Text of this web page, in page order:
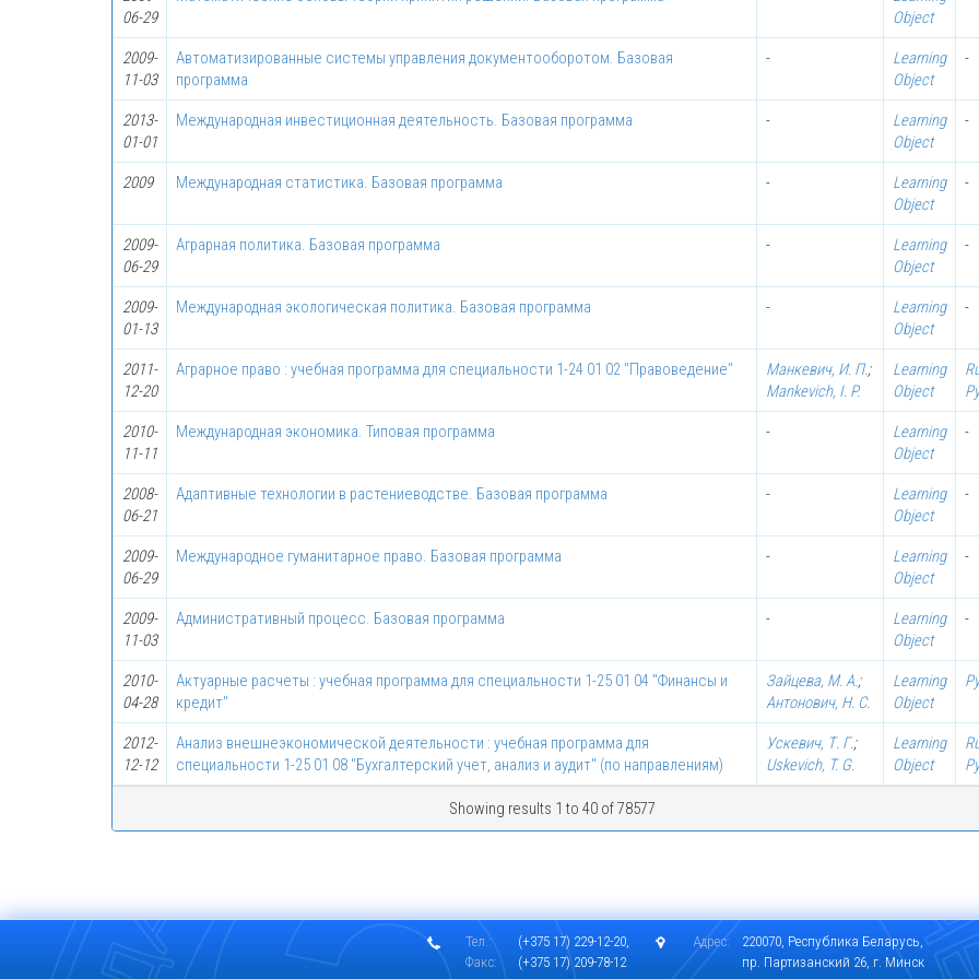
06-29
Object
2009-
11-03
Автоматизированные системы управления документооборотом. Базовая
программа
-
Learning
Object
-
2013-
01-01
Международная инвестиционная деятельность. Базовая программа -
Learning
Object
-
2009 Международная статистика. Базовая программа -
Learning
Object
-
2009-
06-29
Аграрная политика. Базовая программа -
Learning
Object
-
2009-
01-13
Международная экологическая политика. Базовая программа -
Learning
Object
-
2011-
12-20
Аграрное право : учебная программа для специальности 1-24 01 02 "Правоведение" Манкевич, И. П.;
Mankevich, I. P.
Learning
Object
2010-
11-11
Международная экономика. Типовая программа -
Learning
Object
-
2008-
06-21
Адаптивные технологии в растениеводстве. Базовая программа -
Learning
Object
-
2009-
06-29
Международное гуманитарное право. Базовая программа -
Learning
Object
-
2009-
11-03
Административный процесс. Базовая программа -
Learning
Object
-
2010-
04-28
Актуарные расчеты : учебная программа для специальности 1-25 01 04 "Финансы и
кредит"
Зайцева, М. А.;
Антонович, Н. С.
Learning
Object
2012-
12-12
Анализ внешнеэкономической деятельности : учебная программа для
специальности 1-25 01 08 "Бухгалтерский учет, анализ и аудит" (по направлениям)
Ускевич, Т. Г.;
Uskevich, T. G.
Learning
Object
Showing results 1 to 40 of 78577
Тел.:
(+375 17) 229-12-20,
Факс:
(+375 17) 209-78-12
Адрес:
220070, Республика Беларусь,
пр. Партизанский 26, г. Минск